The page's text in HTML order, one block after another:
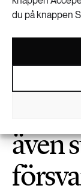
du på knappen
även